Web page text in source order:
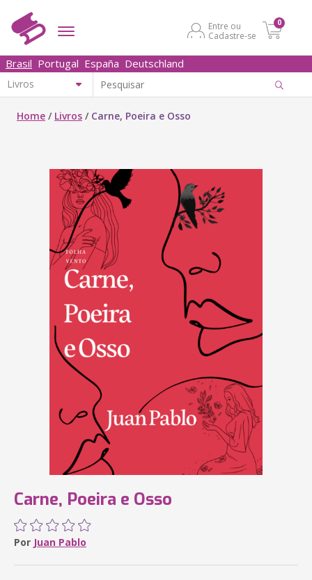
Entre ou
Cadastre-se
0
Brasil Portugal España Deutschland
Home / Livros / Carne, Poeira e Osso
Carne, Poeira e Osso
Por Juan Pablo